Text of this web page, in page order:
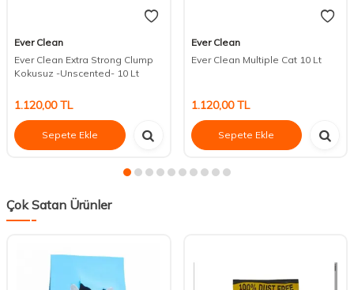
Ever Clean
Ever Clean Extra Strong Clump
Kokusuz -Unscented- 10 Lt
1.120,00TL
Sepete Ekle
Ever Clean
Ever Clean Multiple Cat 10 Lt
1.120,00TL
Sepete Ekle
Çok Satan Ürünler